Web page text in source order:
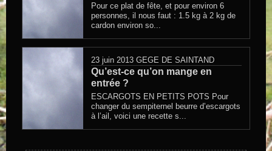
Pour ce plat de fête, et pour environ 6
personnes, il nous faut : 1.5 kg à 2 kg de
cardon environ so...
23 juin 2013 GEGE DE SAINTAND
Qu’est-ce qu’on mange en
entrée ?
ESCARGOTS EN PETITS POTS Pour
changer du sempiternel beurre d’escargots
à l’ail, voici une recette s...